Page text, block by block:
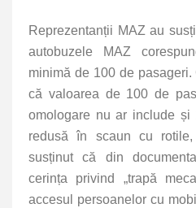
Reprezentanții MAZ au
autobuzele MAZ
minimă de 100 de pasageri.
că valoarea de 100 de
omologare nu ar include și
redusă în scaun cu
susținut că din
cerința privind „trapă
accesul persoanelor cu